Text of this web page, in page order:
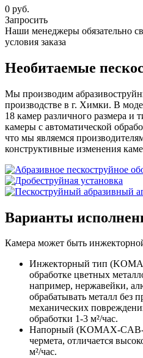
0 руб.
Запросить
Наши менеджеры обязательно
условия заказа
Необитаемые
Мы производим
производстве в г. Химки. В
18 камер различного размера и
камеры с автоматической
что мы являемся
конструктивные изменения
Варианты
Камера может быть
Инжекторный тип
обработке цветных
например, нержавейки,
обрабатывать металл без
механических
обработки 1-3 м²/час.
Напорный (KOMAX-CAB-
чермета, отличается
м²/час.